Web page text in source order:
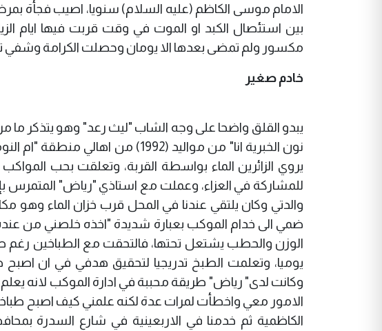
الامام موسى الكاظم (عليه السلام) سنويا، اصيب فجأة
بين استئصال الكبد او الموت في وقت قربت فيها ايام
مكسور ولم تمضى بعدها الا يومان وحصلت الكرامة وشفي
خادم صغير
يبدو القلق واضحا على وجه الشاب "ليث رعد" وهو يتذكر
نون الخبرية انا" من مواليد (1992)
يروي الزائرين الماء بواسطة القربة، وتعلقت بحب
والدتي وكان يلتقي عندنا في المحل قرب خزان الماء وهو
ضمي الى خدام الموكب بعبارة شديدة "اخذه خلصني من
الوزن والحطب يشتعل تحتها، فالتحقت مع الطباخين
يوميا، وتعلمت الطبخ تدريجيا لتحقيق هدفي في ان اصبح
وكانت لدى" رياض" طريقة محببة في ادارة الموكب لانه
الامور معي واخطأت لمرات عدة لكنه علمني كيف اصبح
الكاظمية ثم خدمنا في الاربعينية في شارع السدرة